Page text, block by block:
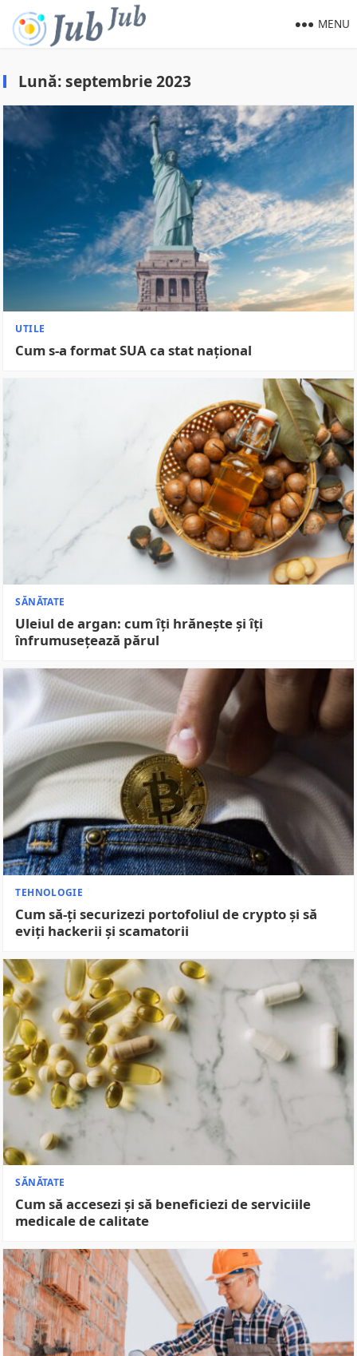
MENU
Lună:septembrie 2023
UTILE
Cum s-a format SUA ca stat național
SĂNĂTATE
Uleiul de argan: cum îți hrănește și îți
înfrumusețează părul
TEHNOLOGIE
Cum să-ți securizezi portofoliul de crypto și să
eviți hackerii și scamatorii
SĂNĂTATE
Cum să accesezi și să beneficiezi de serviciile
medicale de calitate